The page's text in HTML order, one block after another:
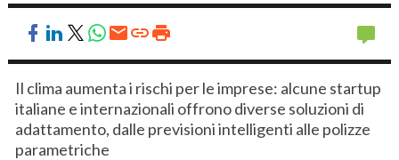
Il clima aumenta i rischi per le imprese: alcune startup
italiane e internazionali offrono diverse soluzioni di
adattamento, dalle previsioni intelligenti alle polizze
parametriche